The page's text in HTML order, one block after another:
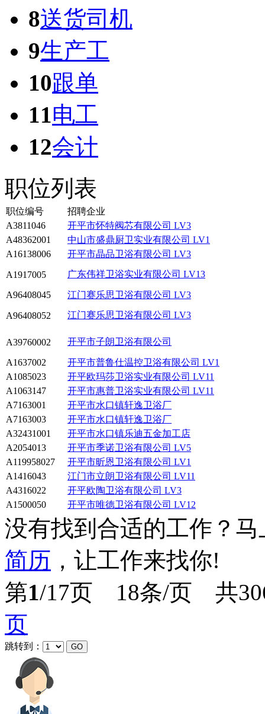
8送货司机
9生产工
10跟单
11电工
12会计
职位列表
职位编号
招聘企业
A3811046
开平市怀特阀芯有限公司 LV3
A48362001
中山市盛鼎厨卫实业有限公司 LV1
A16138006
开平市晶品卫浴有限公司 LV3
A1917005 广东伟祥卫浴实业有限公司 LV13
A96408045 江门赛乐思卫浴有限公司 LV3
A96408052 江门赛乐思卫浴有限公司 LV3
A39760002 开平市子朗卫浴有限公司
A1637002 开平市普鲁仕温控卫浴有限公司 LV1
A1085023
开平欧玛莎卫浴实业有限公司 LV11
A1063147
开平市惠普卫浴实业有限公司 LV11
A7163001
开平市水口镇轩逸卫浴厂
A7163003
开平市水口镇轩逸卫浴厂
A32431001
开平市水口镇乐迪五金加工店
A2054013
开平市季诺卫浴有限公司 LV5
A119958027
开平市昕恩卫浴有限公司 LV1
A1416043
江门市立朗卫浴有限公司 LV11
A4316022
开平欧陶卫浴有限公司 LV3
A1500050
开平市唯德卫浴有限公司 LV12
没有找到合适的工作？
简历 ，让工作来找你!
第1/17页 18条/页 共
页
跳转到：